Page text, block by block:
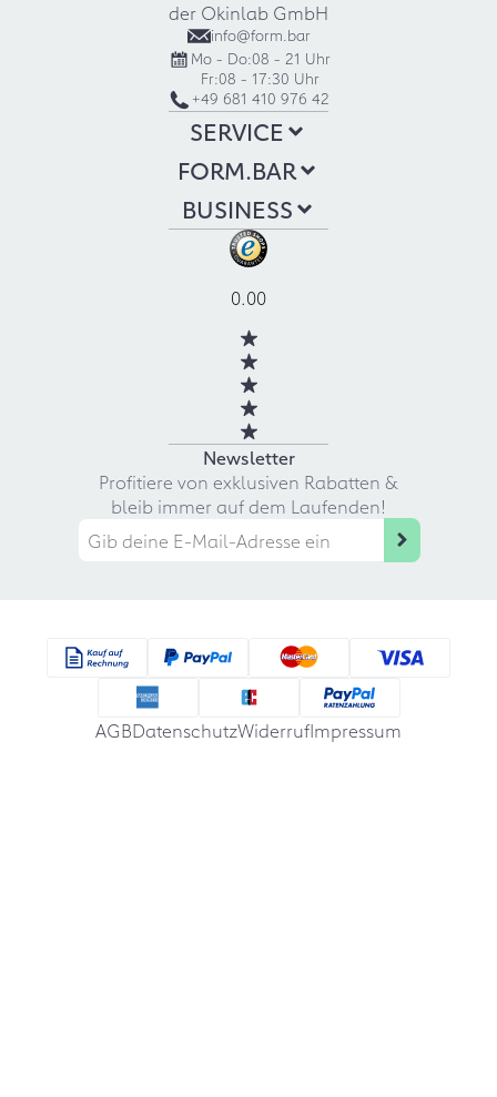
der Okinlab GmbH
info@form.bar
Mo - Do:08 - 21 Uhr
Fr:08 - 17:30 Uhr
+49 681 410 976 42
SERVICE
FORM.BAR
BUSINESS
0.00
Newsletter
Profitiere von exklusiven Rabatten &
bleib immer auf dem Laufenden!
AGBDatenschutzWiderrufImpressum